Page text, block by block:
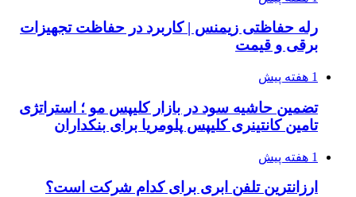
رله حفاظتی زیمنس | کاربرد در حفاظت تجهیزات
برقی و قیمت
1 هفته پیش
تضمین حاشیه سود در بازار کلیپس مو ؛ استراتژی
تامین کانتینری کلیپس پلومریا برای بنکداران
1 هفته پیش
ارزانترین تلفن ابری برای کدام شرکت است؟